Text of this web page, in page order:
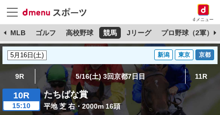
dメニュー
MLB ゴルフ 高校野球 競馬 Jリーグ プロ野球（2軍）
新潟 東京 京都
9R 5/16(土) 3回京都7日目 11R
10R
15:10
たちばな賞
平地 芝 右・2000m 16頭